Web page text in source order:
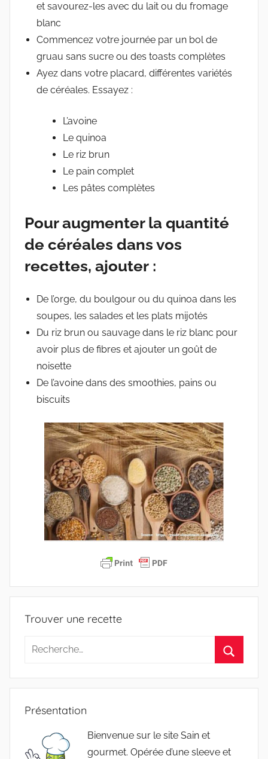
et savourez-les avec du lait ou du fromage
blanc
Commencez votre journée par un bol de
gruau sans sucre ou des toasts complètes
Ayez dans votre placard, différentes variétés
de céréales. Essayez :
L’avoine
Le quinoa
Le riz brun
Le pain complet
Les pâtes complètes
Pour augmenter la quantité
de céréales dans vos
recettes, ajouter :
De l’orge, du boulgour ou du quinoa dans les
soupes, les salades et les plats mijotés
Du riz brun ou sauvage dans le riz blanc pour
avoir plus de fibres et ajouter un goût de
noisette
De l’avoine dans des smoothies, pains ou
biscuits
Trouver une recette
Recherche
:
Présentation
Bienvenue sur le site Sain et
gourmet. Opérée d’une sleeve et